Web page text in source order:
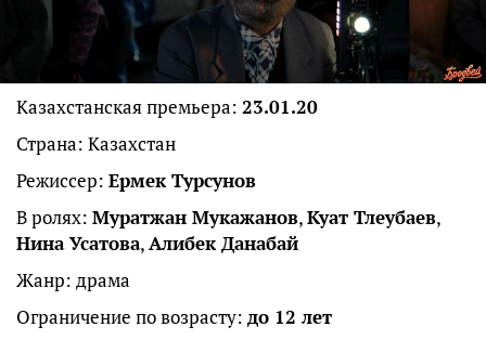
Казахстанская премьера: 23.01.20
Страна: Казахстан
Режиссер: Ермек Турсунов
В ролях: Муратжан Мукажанов,Куат Тлеубаев,
Нина Усатова,Алибек Данабай
Жанр: драма
Ограничение по возрасту: до 12 лет